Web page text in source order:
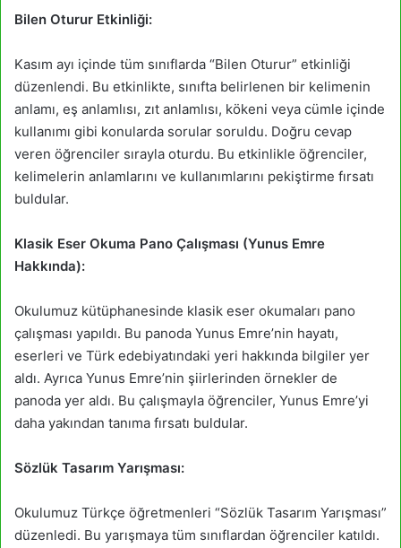
Bilen Oturur Etkinliği:
Kasım ayı içinde tüm sınıflarda “Bilen Oturur” etkinliği
düzenlendi. Bu etkinlikte, sınıfta belirlenen bir kelimenin
anlamı, eş anlamlısı, zıt anlamlısı, kökeni veya cümle içinde
kullanımı gibi konularda sorular soruldu. Doğru cevap
veren öğrenciler sırayla oturdu. Bu etkinlikle öğrenciler,
kelimelerin anlamlarını ve kullanımlarını pekiştirme fırsatı
buldular.
Klasik Eser Okuma Pano Çalışması (Yunus Emre
Hakkında):
Okulumuz kütüphanesinde klasik eser okumaları pano
çalışması yapıldı. Bu panoda Yunus Emre’nin hayatı,
eserleri ve Türk edebiyatındaki yeri hakkında bilgiler yer
aldı. Ayrıca Yunus Emre’nin şiirlerinden örnekler de
panoda yer aldı. Bu çalışmayla öğrenciler, Yunus Emre’yi
daha yakından tanıma fırsatı buldular.
Sözlük Tasarım Yarışması:
Okulumuz Türkçe öğretmenleri “Sözlük Tasarım Yarışması”
düzenledi. Bu yarışmaya tüm sınıflardan öğrenciler katıldı.